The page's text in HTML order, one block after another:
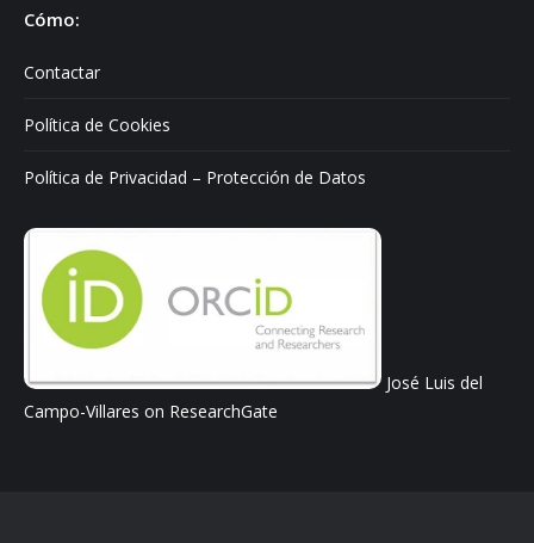
Cómo:
Contactar
Política de Cookies
Política de Privacidad – Protección de Datos
José Luis del
Campo-Villares on ResearchGate